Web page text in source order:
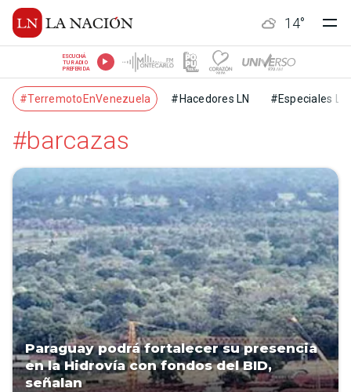
14°
ESCUCHÁ
TU RADIO
PREFERIDA
#TerremotoEnVenezuela #Hacedores LN #Especiales LN
#barcazas
Paraguay podrá fortalecer su presencia
en la Hidrovía con fondos del BID,
señalan